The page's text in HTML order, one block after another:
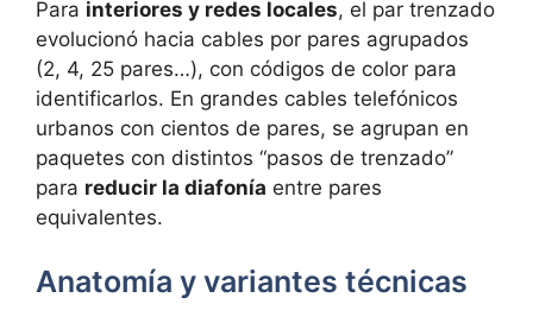
Para interiores y redes locales, el par trenzado
evolucionó hacia cables por pares agrupados
(2, 4, 25 pares…), con códigos de color para
identificarlos. En grandes cables telefónicos
urbanos con cientos de pares, se agrupan en
paquetes con distintos “pasos de trenzado”
para reducir la diafonía entre pares
equivalentes.
Anatomía y variantes técnicas